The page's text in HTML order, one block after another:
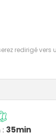
redirigé vers
35min